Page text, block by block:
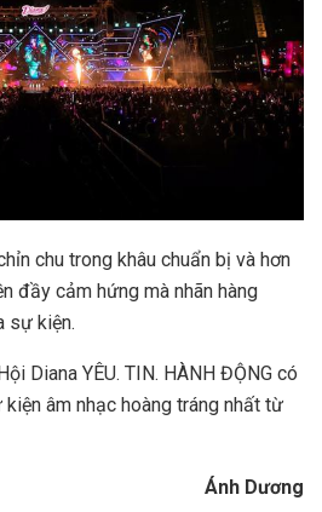
chu trong khâu chuẩn bị và hơn
đầy cảm hứng mà nhãn hàng
sự kiện.
Diana YÊU. TIN. HÀNH ĐỘNG có
âm nhạc hoàng tráng nhất từ
Ánh Dương